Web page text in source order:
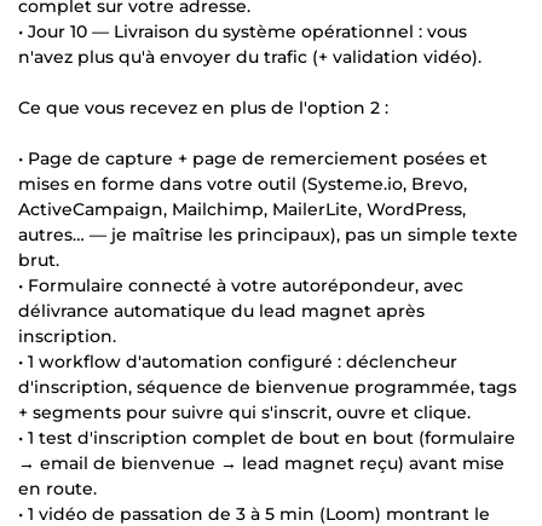
complet sur votre adresse.
• Jour 10 — Livraison du système opérationnel : vous
n'avez plus qu'à envoyer du trafic (+ validation vidéo).
Ce que vous recevez en plus de l'option 2 :
• Page de capture + page de remerciement posées et
mises en forme dans votre outil (Systeme.io, Brevo,
ActiveCampaign, Mailchimp, MailerLite, WordPress,
autres… — je maîtrise les principaux), pas un simple texte
brut.
• Formulaire connecté à votre autorépondeur, avec
délivrance automatique du lead magnet après
inscription.
• 1 workflow d'automation configuré : déclencheur
d'inscription, séquence de bienvenue programmée, tags
+ segments pour suivre qui s'inscrit, ouvre et clique.
• 1 test d'inscription complet de bout en bout (formulaire
→ email de bienvenue → lead magnet reçu) avant mise
en route.
• 1 vidéo de passation de 3 à 5 min (Loom) montrant le